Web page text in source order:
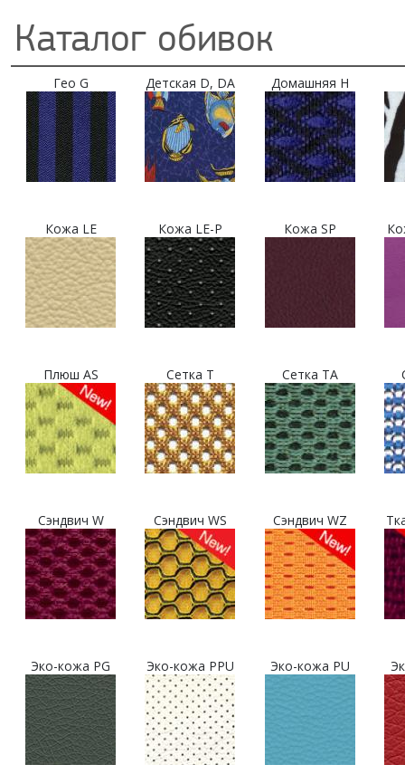
Каталог обивок
Гео G Детская D, DA Домашняя H
Кожа LE Кожа LE-P Кожа SP
Плюш AS Сетка T Сетка TA
Сэндвич W Сэндвич WS Сэндвич WZ
Эко-кожа PG Эко-кожа PPU Эко-кожа PU